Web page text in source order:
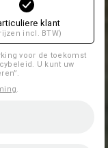
klant
incl. BTW)
voor de toekomst
U kunt uw
.